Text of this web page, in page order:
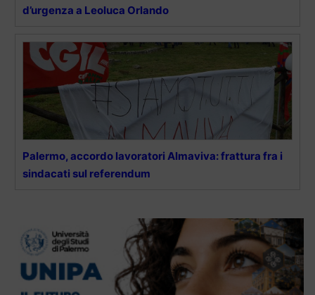
d’urgenza a Leoluca Orlando
Palermo, accordo lavoratori Almaviva: frattura fra i
sindacati sul referendum